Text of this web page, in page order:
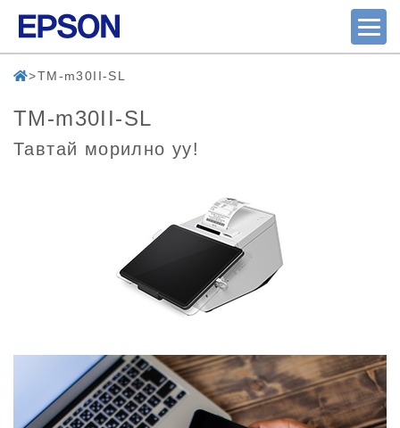
TM-m30II-SL
TM-m30II-SL
Тавтай морилно уу!